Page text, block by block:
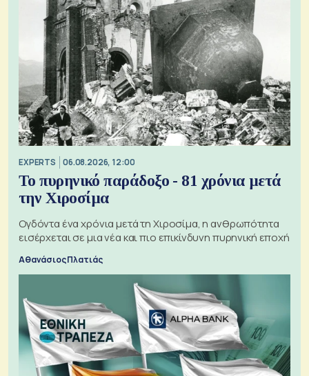
EXPERTS 06.08.2026, 12:00
Το πυρηνικό παράδοξο - 81 χρόνια μετά
την Χιροσίμα
Ογδόντα ένα χρόνια μετά τη Χιροσίμα, η ανθρωπότητα
εισέρχεται σε μια νέα και πιο επικίνδυνη πυρηνική εποχή
Αθανάσιος Πλατιάς